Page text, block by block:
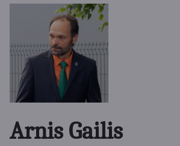
Arnis Gailis